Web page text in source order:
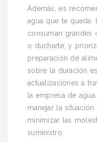
Además, es
agua que te queda.
consuman grandes
o ducharte, y
preparación de
sobre la duración
actualizaciones a
la empresa de
manejar la
minimizar las
suministro.